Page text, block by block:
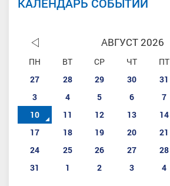
АВГУСТ 2026
ПН ВТ СР ЧТ ПТ
27
28 29 30 31
3
4 5 6 7
10
11 12 13 14
17
18 19 20 21
24
25 26 27 28
31
1 2 3 4